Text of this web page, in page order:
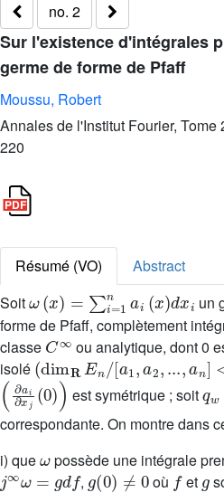
no. 2
Sur l'existence d'intégrales
germe de forme de Pfaff
Moussu, Robert
Annales de l'Institut Fourier, Tome
220
Résumé (VO)
Abstract
Soit
) nai(x)dxi
un
forme de Pfaff, complètement
classe
C∞
ou analytique, dont 0
isolé
(dimREn/[a1,a2,...,an]<∞
∂ai∂ xj(0)
est symétrique ; soit
q
correspondante. On montre dans
i) que
possède une intégrale
j∞ω=gdf
,
g(0)≠0
où
f
et
g